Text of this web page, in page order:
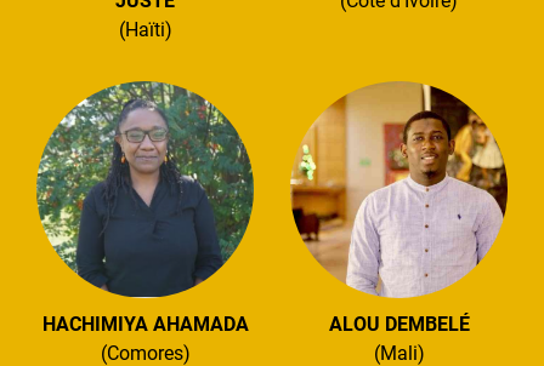
(Haïti)
HACHIMIYA AHAMADA
(Comores)
ALOU DEMBELÉ
(Mali)